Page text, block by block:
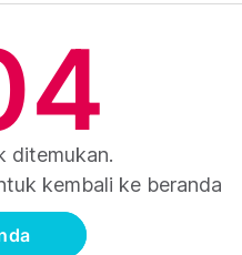
ditemukan.
kembali ke beranda